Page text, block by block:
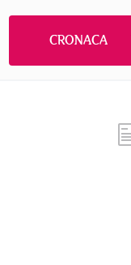
CRONACA